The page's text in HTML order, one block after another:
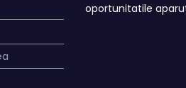
oportunitatile